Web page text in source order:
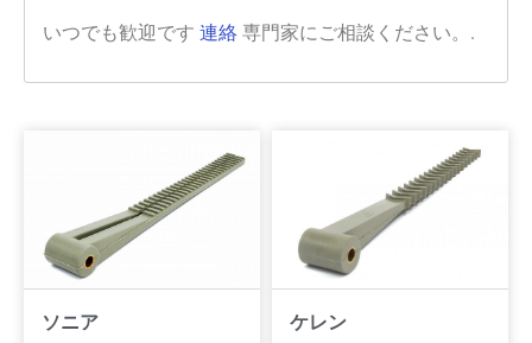
いつでも歓迎です 連絡 専門家にご相談ください。.
ソニア ケレン